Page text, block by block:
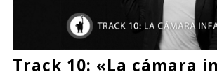
Track 10: «La cámara